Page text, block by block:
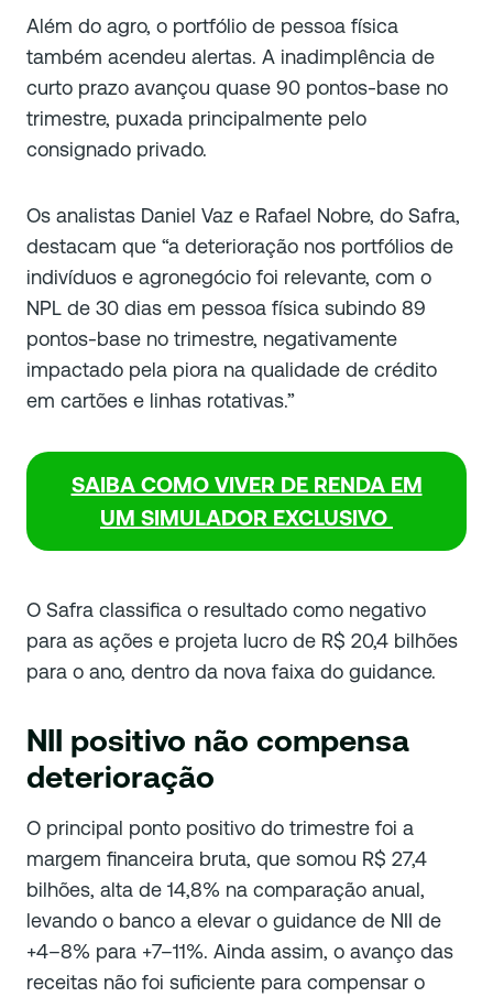
Além do agro, o portfólio de pessoa física
também acendeu alertas. A inadimplência de
curto prazo avançou quase 90 pontos-base no
trimestre, puxada principalmente pelo
consignado privado.
Os analistas Daniel Vaz e Rafael Nobre, do Safra,
destacam que “a deterioração nos portfólios de
indivíduos e agronegócio foi relevante, com o
NPL de 30 dias em pessoa física subindo 89
pontos-base no trimestre, negativamente
impactado pela piora na qualidade de crédito
em cartões e linhas rotativas.”
SAIBA COMO VIVER DE RENDA EM
UM SIMULADOR EXCLUSIVO
O Safra classifica o resultado como negativo
para as ações e projeta lucro de R$ 20,4 bilhões
para o ano, dentro da nova faixa do guidance.
NII positivo não compensa
deterioração
O principal ponto positivo do trimestre foi a
margem financeira bruta, que somou R$ 27,4
bilhões, alta de 14,8% na comparação anual,
levando o banco a elevar o guidance de NII de
+4–8% para +7–11%. Ainda assim, o avanço das
receitas não foi suficiente para compensar o